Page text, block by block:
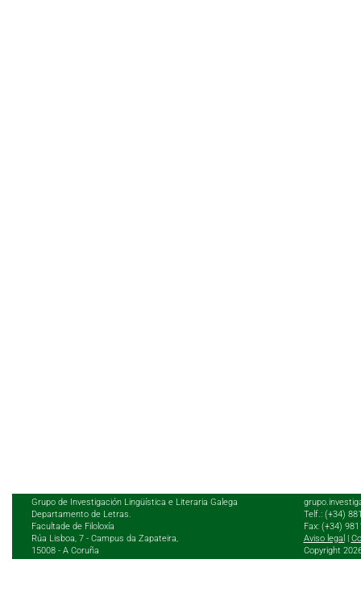
Grupo de Investigación Lingüística e Literaria Galega
Departamento de Letras.
Facultade de Filoloxía
Rúa Lisboa, 7 - Campus da Zapateira,
15008 - A Coruña
Telf.: (+34)
Fax: (+34)
Aviso legal
Copyright